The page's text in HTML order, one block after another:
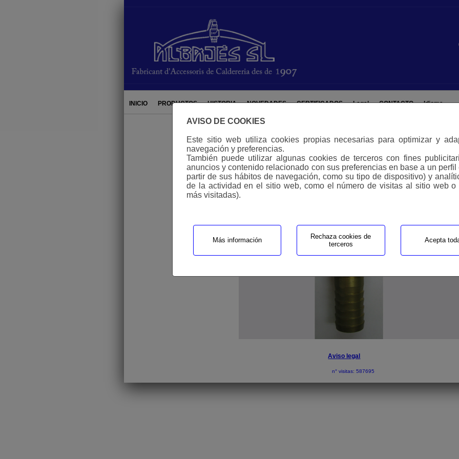
AVISO DE COOKIES
Este sitio web utiliza cookies propias necesarias para optimizar y
navegación y preferencias.
También puede utilizar algunas cookies de terceros con fines
anuncios y contenido relacionado con sus preferencias en base a un perfil
partir de sus hábitos de navegación, como su tipo de dispositivo) y
de la actividad en el sitio web, como el número de visitas al sitio web o
más visitadas).
Más información
Rechaza cookies de
terceros
Acepta
INICIO PRODUCTOS HISTORIA NOVEDADES CERTIFICADOS Legal CONTACTO Idioma
Aviso legal
n° visitas: 587695